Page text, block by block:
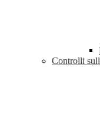
Controlli